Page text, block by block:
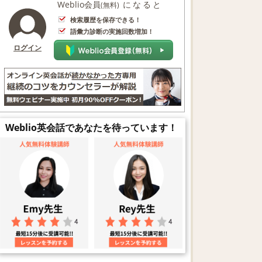
ログイン
Weblio会員(無料) になると
検索履歴を保存できる！
語彙力診断の実施回数増加！
Weblio英会話であなたを待っています！